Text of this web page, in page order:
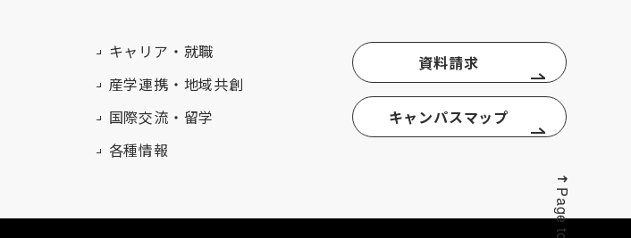
キャリア・就職
産学連携・地域共創
国際交流・留学
各種情報
資料請求
キャンパスマップ
Page top